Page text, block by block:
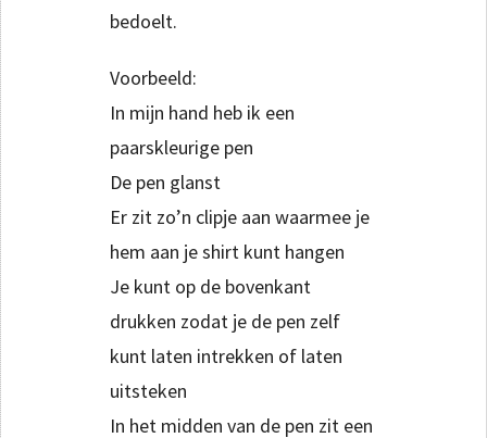
bedoelt.
Voorbeeld:
In mijn hand heb ik een
paarskleurige pen
De pen glanst
Er zit zo’n clipje aan waarmee je
hem aan je shirt kunt hangen
Je kunt op de bovenkant
drukken zodat je de pen zelf
kunt laten intrekken of laten
uitsteken
In het midden van de pen zit een